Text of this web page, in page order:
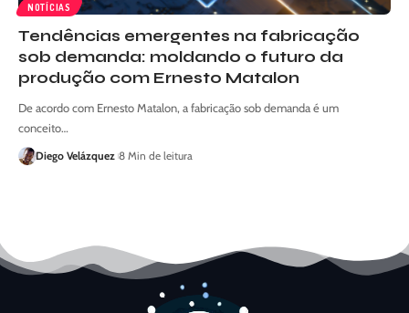
NOTÍCIAS
Tendências emergentes na fabricação
sob demanda: moldando o futuro da
produção com Ernesto Matalon
De acordo com Ernesto Matalon, a fabricação sob demanda é um
conceito…
Diego Velázquez 8 Min de leitura